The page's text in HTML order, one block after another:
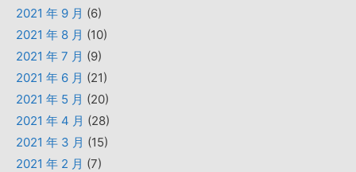
2021 年 9 月 (6)
2021 年 8 月 (10)
2021 年 7 月 (9)
2021 年 6 月 (21)
2021 年 5 月 (20)
2021 年 4 月 (28)
2021 年 3 月 (15)
2021 年 2 月 (7)